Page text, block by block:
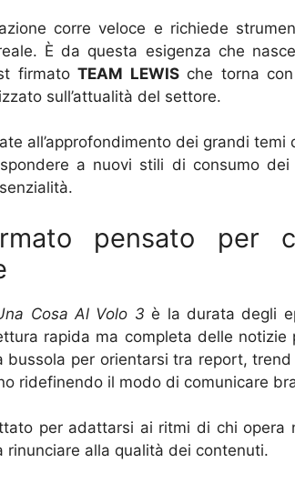
corre veloce e richiede
È da questa esigenza che
firmato TEAM LEWISche torna con
sull’attualità del settore.
all’approfondimento dei grandi
a nuovi stili di consumo
pensato per
Cosa Al Volo 3 è la durata degli
rapida ma completa delle notizie
bussola per orientarsi tra report,
ridefinendo il modo di comunicare
per adattarsi ai ritmi di chi opera
rinunciare alla qualità dei contenuti.